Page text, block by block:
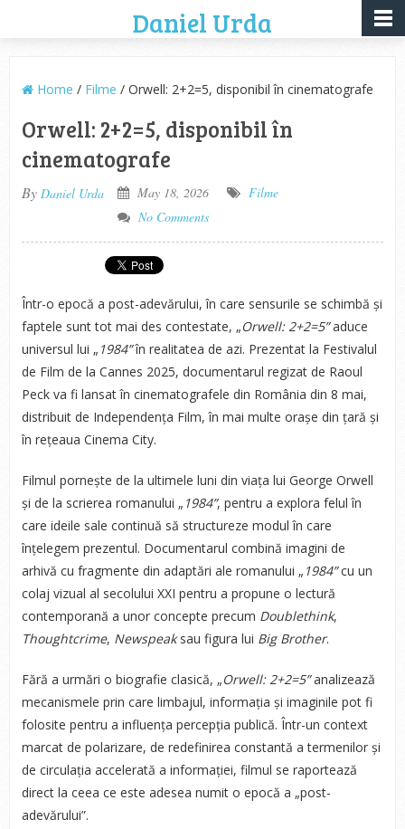
Daniel Urda
Home / Filme / Orwell: 2+2=5, disponibil în cinematografe
Orwell: 2+2=5, disponibil în
cinematografe
By Daniel Urda May 18, 2026
Filme
No Comments
Într-o epocă a post-adevărului, în care sensurile se schimbă și
faptele sunt tot mai des contestate, „Orwell: 2+2=5”aduce
universul lui „ 1984”în realitatea de azi. Prezentat la Festivalul
de Film de la Cannes 2025, documentarul regizat de Raoul
Peck va fi lansat în cinematografele din România din 8 mai,
distribuit de Independența Film, în mai multe orașe din țară și
în rețeaua Cinema City.
Filmul pornește de la ultimele luni din viața lui George Orwell
și de la scrierea romanului „ 1984”, pentru a explora felul în
care ideile sale continuă să structureze modul în care
înțelegem prezentul. Documentarul combină imagini de
arhivă cu fragmente din adaptări ale romanului „ 1984”cu un
colaj vizual al secolului XXI pentru a propune o lectură
contemporană a unor concepte precum Doublethink,
Thoughtcrime, Newspeaksau figura lui Big Brother.
Fără a urmări o biografie clasică, „Orwell: 2+2=5”analizează
mecanismele prin care limbajul, informația și imaginile pot fi
folosite pentru a influența percepția publică. Într-un context
marcat de polarizare, de redefinirea constantă a termenilor și
de circulația accelerată a informației, filmul se raportează
direct la ceea ce este adesea numit o epocă a „post-
adevărului”.